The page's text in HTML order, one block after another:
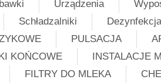
Urządzenia
Schładzalniki
PULSACJA
KOŃCOWE
INSTALACJE
FILTRY DO MLEKA